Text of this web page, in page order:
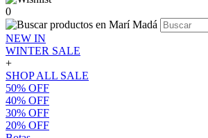
0
NEW IN
WINTER SALE
+
SHOP ALL SALE
50% OFF
40% OFF
30% OFF
20% OFF